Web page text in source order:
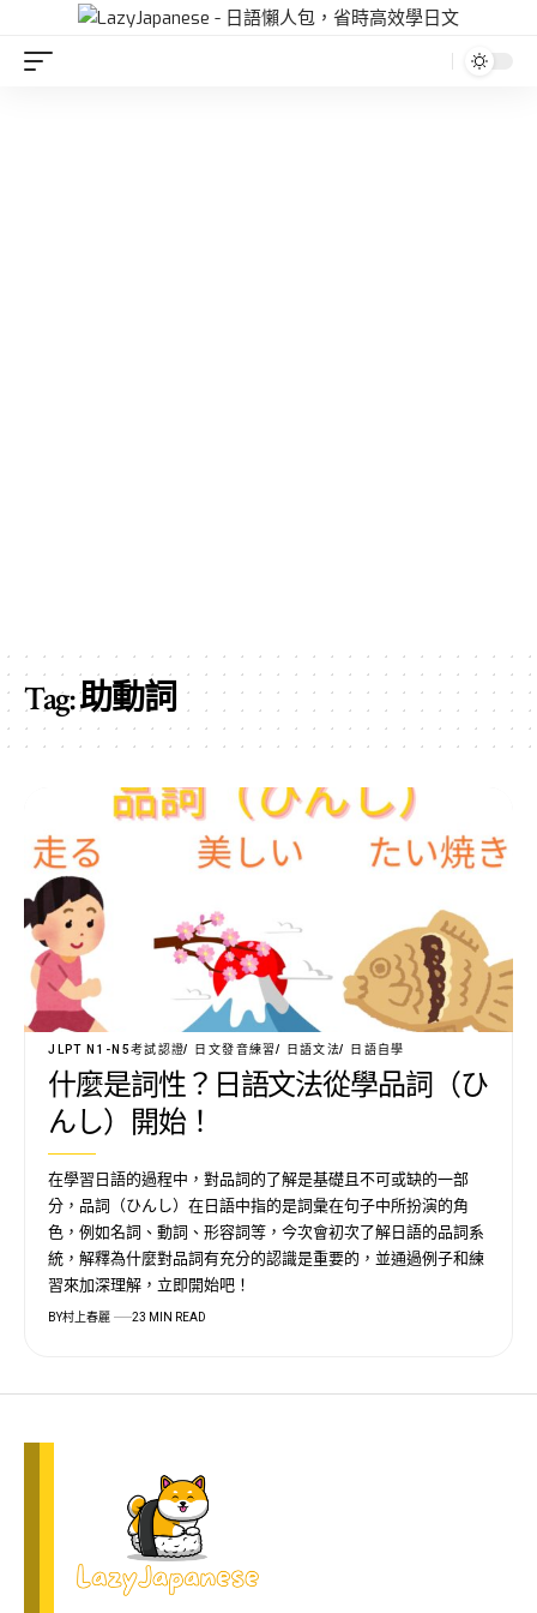
Tag:助動詞
JLPT N1-N5考試認證 日文發音練習 日語文法 日語自學
什麼是詞性？日語文法從學品詞（ひ
んし）開始！
在學習日語的過程中，對品詞的了解是基礎且不可或缺的一部
分，品詞（ひんし）在日語中指的是詞彙在句子中所扮演的角
色，例如名詞、動詞、形容詞等，今次會初次了解日語的品詞系
統，解釋為什麼對品詞有充分的認識是重要的，並通過例子和練
習來加深理解，立即開始吧！
BY村上春麗 23 MIN READ